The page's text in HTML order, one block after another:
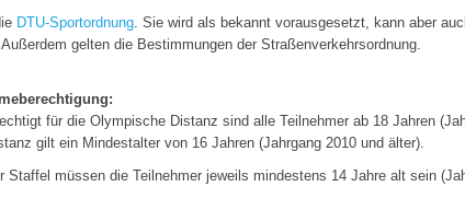
DTU-Sportordnung . Sie wird als bekannt vorausgesetzt, kann aber
gelten die Bestimmungen der Straßenverkehrsordnung.
für die Olympische Distanz sind alle Teilnehmer ab 18 Jahren
gilt ein Mindestalter von 16 Jahren (Jahrgang 2010 und älter).
Staffel müssen die Teilnehmer jeweils mindestens 14 Jahre alt sein